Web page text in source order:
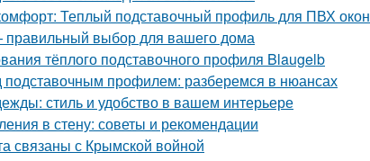
Теплый подставочный профиль для ПВХ окон
выбор для вашего дома
тёплого подставочного профиля Blaugelb
подставочным профилем: разберемся в нюансах
стиль и удобство в вашем интерьере
в стену: советы и рекомендации
связаны с Крымской войной